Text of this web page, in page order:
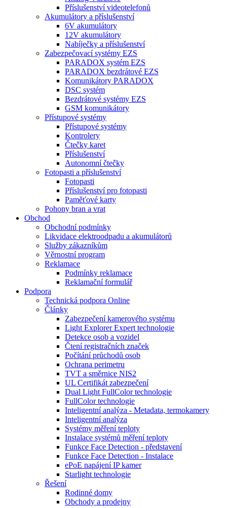
Příslušenství videotelefonů
Akumulátory a příslušenství
6V akumulátory
12V akumulátory
Nabíječky a příslušenství
Zabezpečovací systémy EZS
PARADOX systém EZS
PARADOX bezdrátové EZS
Komunikátory PARADOX
DSC systém
Bezdrátové systémy EZS
GSM komunikátory
Přístupové systémy
Přístupové systémy
Kontrolery
Čtečky karet
Příslušenství
Autonomní čtečky
Fotopasti a příslušenství
Fotopasti
Příslušenství pro fotopasti
Paměťové karty
Pohony bran a vrat
Obchod
Obchodní podmínky
Likvidace elektroodpadu a akumulátorů
Služby zákazníkům
Věrnostní program
Reklamace
Podmínky reklamace
Reklamační formulář
Podpora
Technická podpora Online
Články
Zabezpečení kamerového systému
Light Explorer Expert technologie
Detekce osob a vozidel
Čtení registračních značek
Počítání průchodů osob
Ochrana perimetru
TVT a směrnice NIS2
UL Certifikát zabezpečení
Dual Light FullColor technologie
FullColor technologie
Inteligentní analýza - Metadata, termokamery
Inteligentní analýza
Systémy měření teploty
Instalace systémů měření teploty
Funkce Face Detection - představení
Funkce Face Detection - Instalace
ePoE napájení IP kamer
Starlight technologie
Řešení
Rodinné domy
Obchody a prodejny